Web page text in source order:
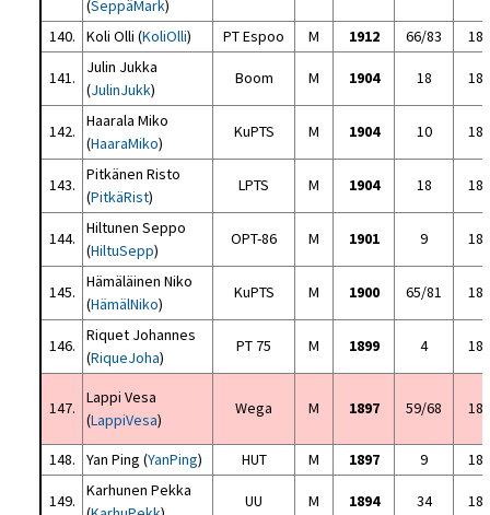
(SeppäMark)
140. Koli Olli (KoliOlli) PT Espoo M 1912 66/83
141.
Julin Jukka
(JulinJukk)
Boom M 1904 18
142.
Haarala Miko
(HaaraMiko)
KuPTS M 1904 10
143.
Pitkänen Risto
(PitkäRist)
LPTS M 1904 18
144.
Hiltunen Seppo
(HiltuSepp)
OPT-86 M 1901 9
145.
Hämäläinen Niko
(HämälNiko)
KuPTS M 1900 65/81
146.
Riquet Johannes
(RiqueJoha)
PT 75 M 1899 4
147.
Lappi Vesa
(LappiVesa)
Wega M 1897 59/68
148. Yan Ping (YanPing) HUT M 1897 9
149.
Karhunen Pekka
UU M 1894 34